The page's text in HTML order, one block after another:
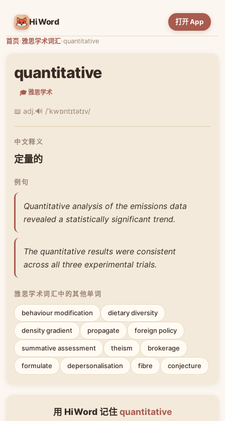
HiWord 打开 App
首页›雅思学术词汇›quantitative
quantitative
🎓 雅思学术
📖 adj.🔊 /ˈkwɒntɪtətɪv/
中文释义
定量的
例句
Quantitative analysis of the emissions data
revealed a statistically significant trend.
The quantitative results were consistent
across all three experimental trials.
雅思学术词汇中的其他单词
behaviour modification dietary diversity
density gradient propagate foreign policy
summative assessment theism brokerage
formulate depersonalisation fibre conjecture
用 HiWord 记住quantitative